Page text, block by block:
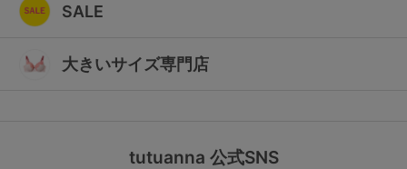
SALE
大きいサイズ専門店
tutuanna 公式SNS